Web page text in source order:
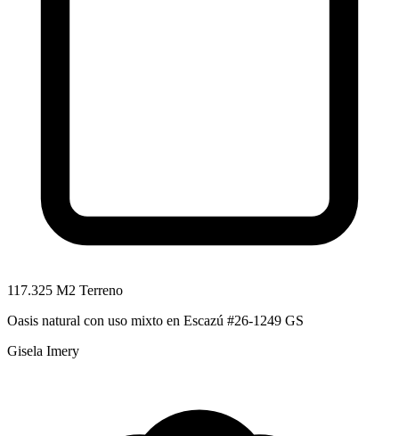
117.325 M2 Terreno
Oasis natural con uso mixto en Escazú #26-1249 GS
Gisela Imery